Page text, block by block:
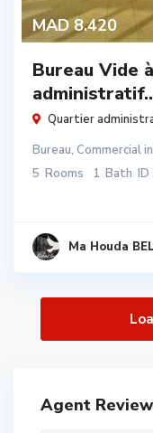
MAD 8.420
Bureau Vide
Quartier
Bureau, Commercialin
5 Rooms 1 Bath ID
Ma Houda
Agent